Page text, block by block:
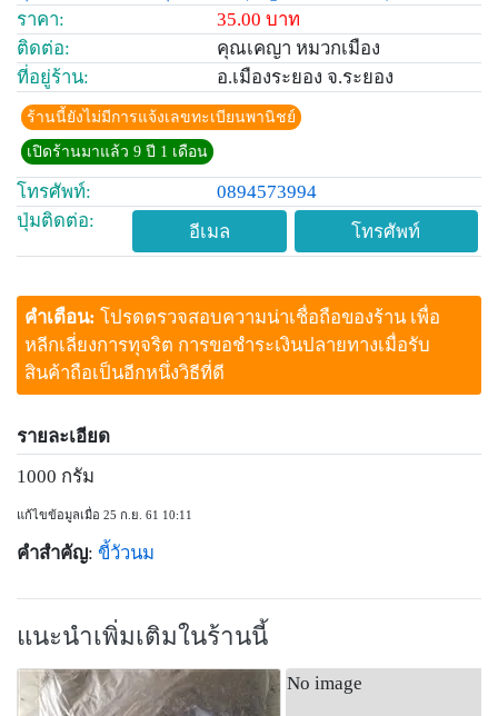
ราคา:
35.00 บาท
ติดต่อ:
คุณเคญา หมวกเมือง
ที่อยู่ร้าน:
อ.เมืองระยอง จ.ระยอง
ร้านนี้ยังไม่มีการแจ้งเลขทะเบียนพานิชย์
เปิดร้านมาแล้ว 9 ปี 1 เดือน
โทรศัพท์:
0894573994
ปุ่มติดต่อ:
อีเมล โทรศัพท์
คำเตือน: โปรดตรวจสอบความน่าเชื่อถือของร้าน เพื่อ
หลีกเลี่ยงการทุจริต การขอชำระเงินปลายทางเมื่อรับ
สินค้าถือเป็นอีกหนึ่งวิธีที่ดี
รายละเอียด
1000 กรัม
แก้ไขข้อมูลเมื่อ 25 ก.ย. 61 10:11
คำสำคัญ: ขี้วัวนม
แนะนำเพิ่มเติมในร้านนี้
No image